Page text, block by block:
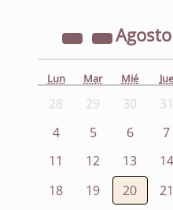
Agosto
Lun Mar Mié Jue
28 29 30 31
4
5 6 7
11
12 13 14
18
19 20 21